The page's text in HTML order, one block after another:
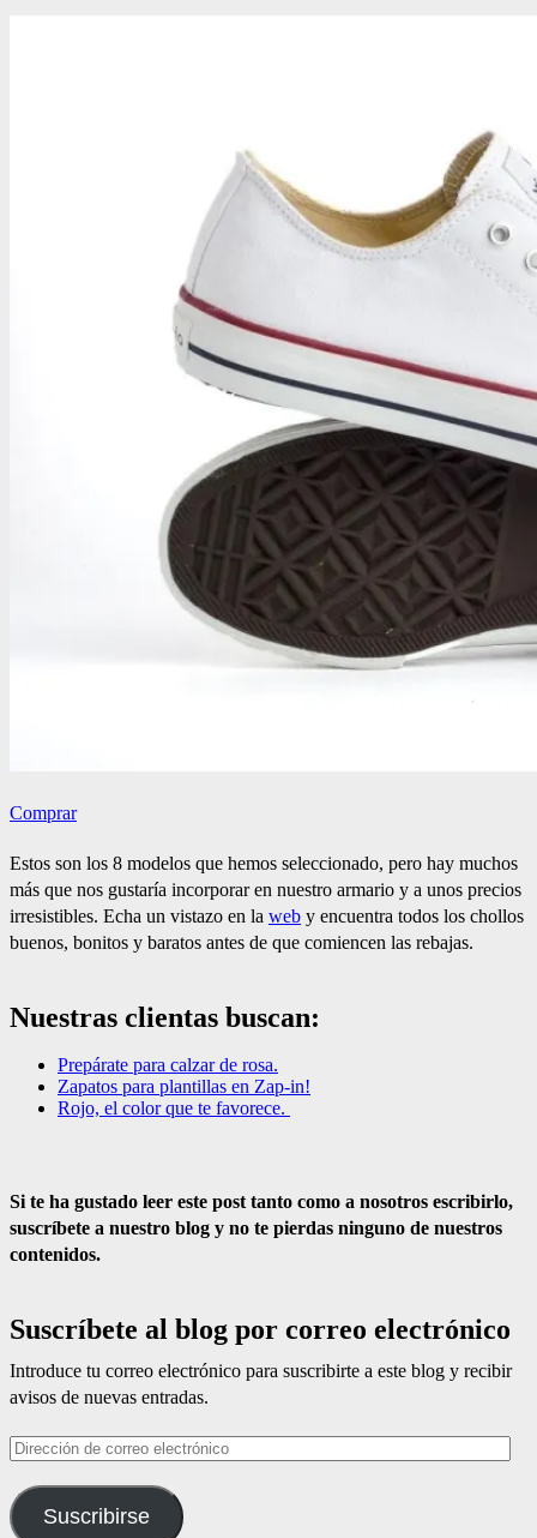
Comprar
Estos son los 8 modelos que hemos seleccionado, pero hay muchos
más que nos gustaría incorporar en nuestro armario y a unos precios
irresistibles. Echa un vistazo en la web y encuentra todos los chollos
buenos, bonitos y baratos antes de que comiencen las rebajas.
Nuestras clientas buscan:
Prepárate para calzar de rosa.
Zapatos para plantillas en Zap-in!
Rojo, el color que te favorece.
Si te ha gustado leer este post tanto como a nosotros escribirlo,
suscríbete a nuestro blog y no te pierdas ninguno de nuestros
contenidos.
Suscríbete al blog por correo electrónico
Introduce tu correo electrónico para suscribirte a este blog y recibir
avisos de nuevas entradas.
Dirección
correo
electrónico
Suscribirse